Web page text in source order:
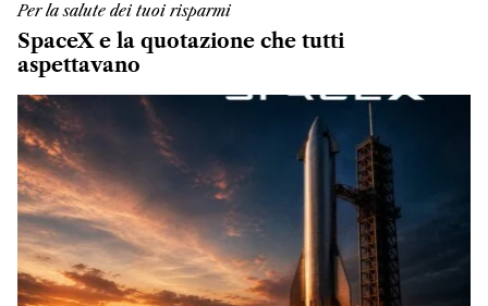
Per la salute dei tuoi risparmi
SpaceX e la quotazione che tutti
aspettavano